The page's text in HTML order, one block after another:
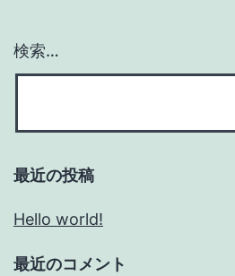
検索…
最近の投稿
Hello world!
最近のコメント